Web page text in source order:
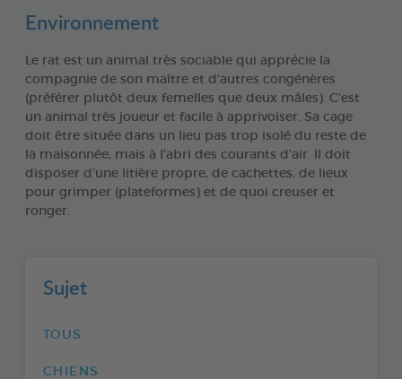
Environnement
Le rat est un animal très sociable qui apprécie la
compagnie de son maître et d’autres congénères
(préférer plutôt deux femelles que deux mâles). C’est
un animal très joueur et facile à apprivoiser. Sa cage
doit être située dans un lieu pas trop isolé du reste de
la maisonnée, mais à l’abri des courants d’air. Il doit
disposer d’une litière propre, de cachettes, de lieux
pour grimper (plateformes) et de quoi creuser et
ronger.
Sujet
TOUS
CHIENS